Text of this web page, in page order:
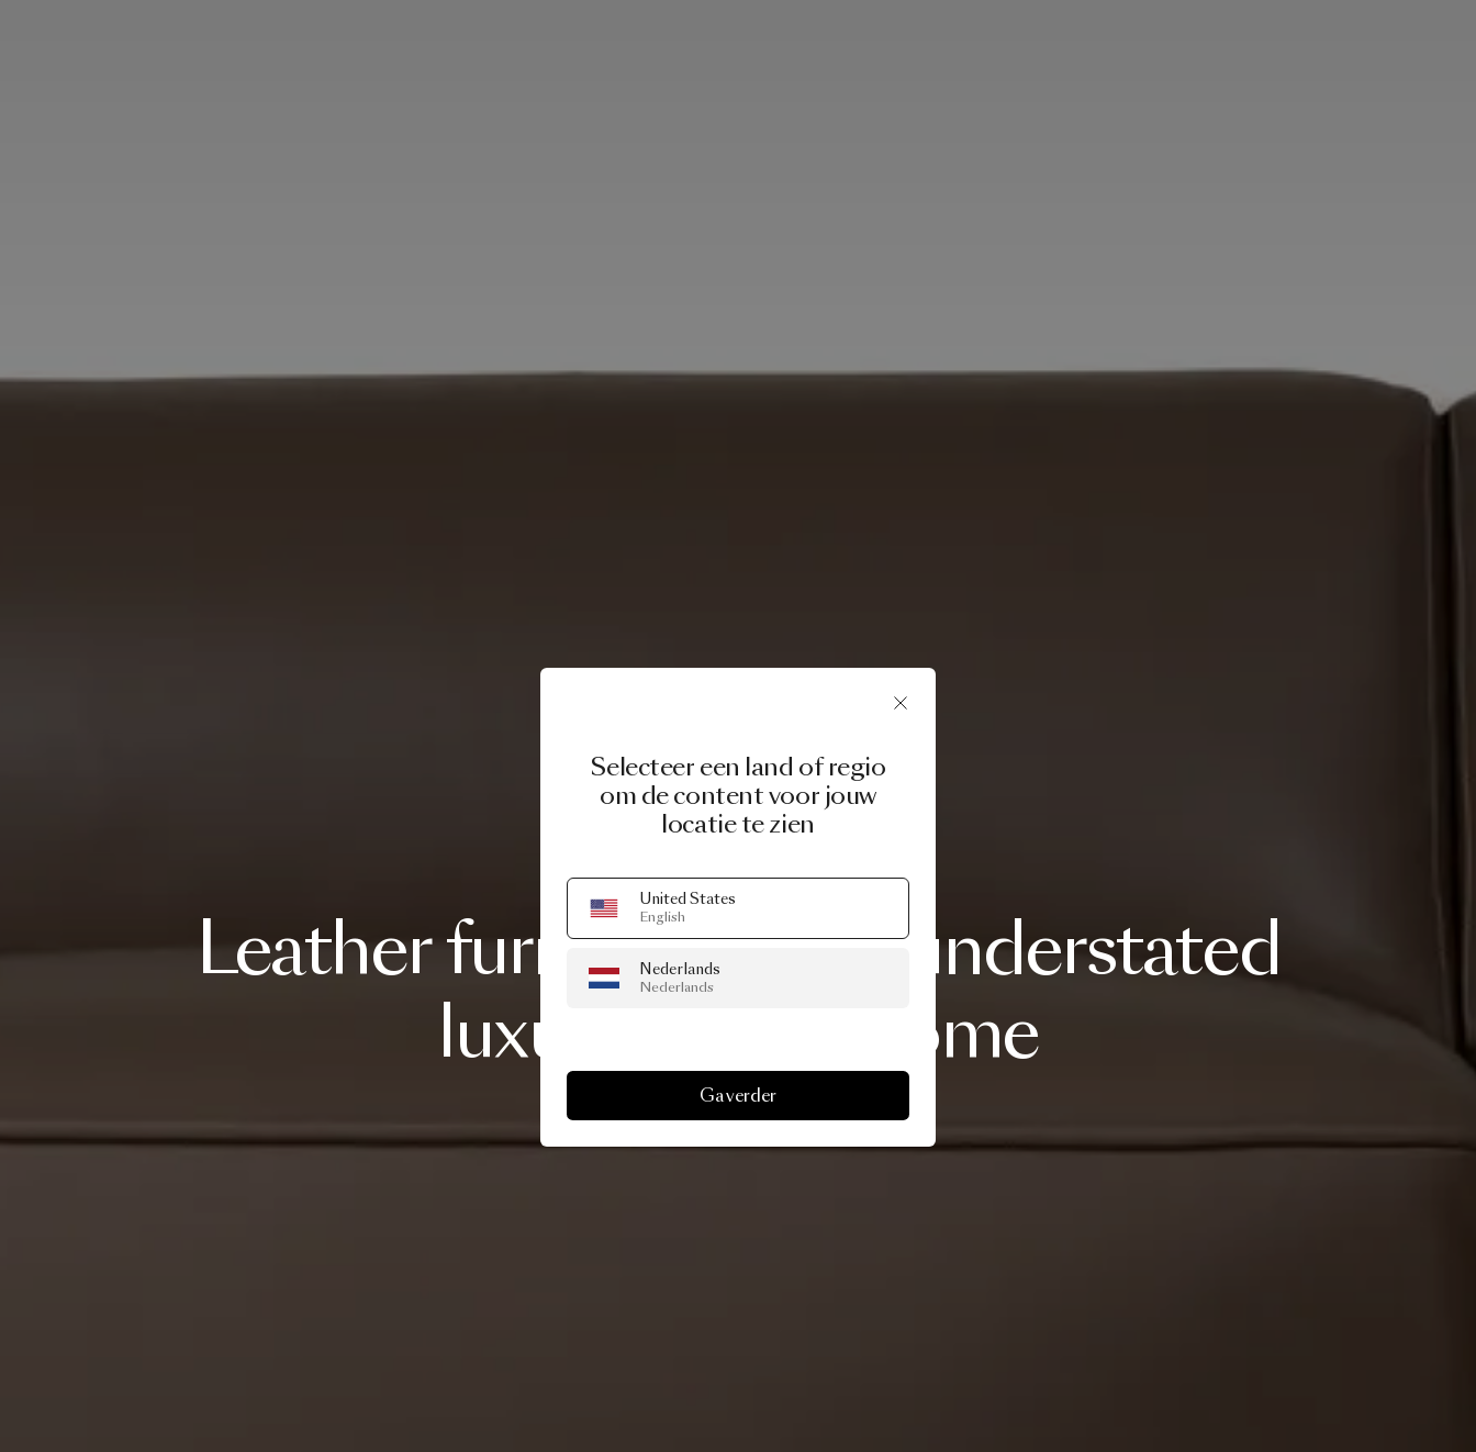
15 JUNE, 2021
Leatherfurnitureistheunderstated
luxury
home
Selecteer een land of regio
om de content voor jouw
locatie te zien
United States
English
Nederlands
Nederlands
Ga verder